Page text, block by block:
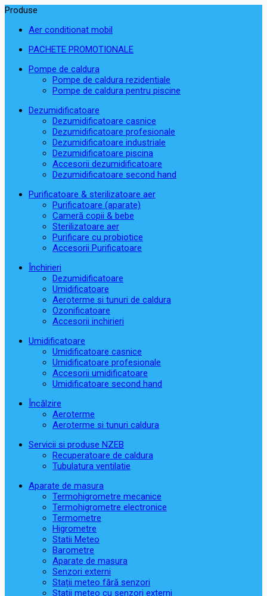
Produse
Aer conditionat mobil
PACHETE PROMOTIONALE
Pompe de caldura
Pompe de caldura rezidentiale
Pompe de caldura pentru piscine
Dezumidificatoare
Dezumidificatoare casnice
Dezumidificatoare profesionale
Dezumidificatoare industriale
Dezumidificatoare piscina
Accesorii dezumidificatoare
Dezumidificatoare second hand
Purificatoare & sterilizatoare aer
Purificatoare (aparate)
Cameră copii & bebe
Sterilizatoare aer
Purificare cu probiotice
Accesorii Purificatoare
Închirieri
Dezumidificatoare
Umidificatoare
Aeroterme si tunuri de caldura
Ozonificatoare
Accesorii inchirieri
Umidificatoare
Umidificatoare casnice
Umidificatoare profesionale
Accesorii umidificatoare
Umidificatoare second hand
Încălzire
Aeroterme
Aeroterme si tunuri caldura
Servicii si produse NZEB
Recuperatoare de caldura
Tubulatura ventilatie
Aparate de masura
Termohigrometre mecanice
Termohigrometre electronice
Termometre
Higrometre
Statii Meteo
Barometre
Aparate de masura
Senzori externi
Stații meteo fără senzori
Stații meteo cu senzori externi